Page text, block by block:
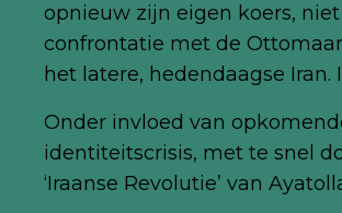
opnieuw zijn eigen koers,
confrontatie met de
het latere, hedendaagse Iran.
Onder invloed van
identiteitscrisis, met te snel
‘Iraanse Revolutie’ van